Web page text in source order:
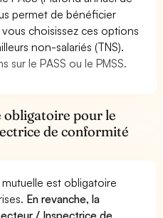
permet de bénéficier
choisissez ces options
non-salariés (TNS).
sur le PASS ou le PMSS.
obligatoire pour le
de conformité
est obligatoire
En revanche, la
/ Inspectrice de